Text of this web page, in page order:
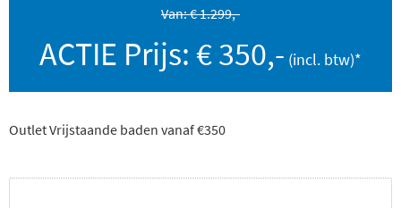
Van: € 1.299,-
ACTIE Prijs: € 350,-
Outlet Vrijstaande baden vanaf €350